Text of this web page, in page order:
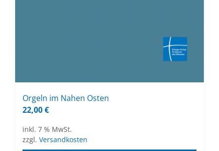
Or­geln im Na­hen Os­ten
22,00€
inkl. 7 % MwSt.
zzgl. Versandkosten